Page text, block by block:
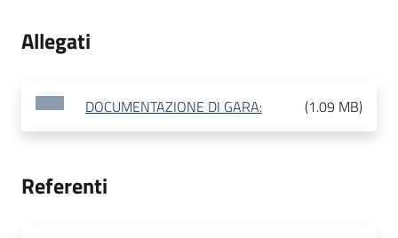
Allegati
DOCUMENTAZIONE DI GARA: (1.09 MB)
Referenti